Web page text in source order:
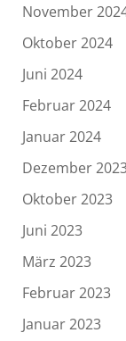
November
Oktober 2024
Juni 2024
Februar 2024
Januar 2024
Dezember
Oktober 2023
Juni 2023
März 2023
Februar 2023
Januar 2023